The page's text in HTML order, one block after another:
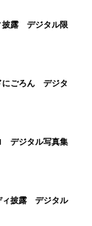
披露 デジタル限
にごろん デジタ
デジタル写真集
ィ披露 デジタル